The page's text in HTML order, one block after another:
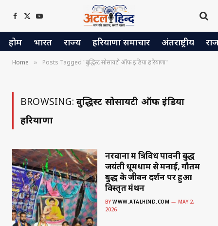
Facebook
X
(Twitter)
YouTube
होम भारत राज्य हरियाणा समाचार अंतराष्ट्रीय
Home » Posts Tagged "बुद्धिस्ट सोसायटी ऑफ इंडिया हरियाणा"
BROWSING: बुद्धिस्ट सोसायटी ऑफ इंडिया
हरियाणा
नरवाना में त्रिविध पावनी बुद्ध
जयंती धूमधाम से मनाई, गौतम
बुद्ध के जीवन दर्शन पर हुआ
विस्तृत मंथन
BY WWW.ATALHIND.COM
MAY 2,
2026